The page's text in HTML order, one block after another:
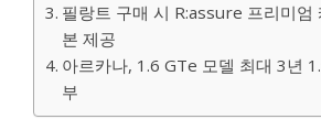
필랑트 구매 시 R:assure 프리미엄
본 제공
아르카나, 1.6 GTe 모델 최대 3년
부